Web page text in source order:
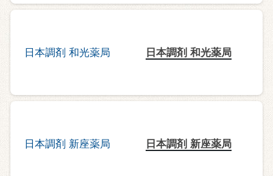
日本調剤 和光薬局
日本調剤 新座薬局